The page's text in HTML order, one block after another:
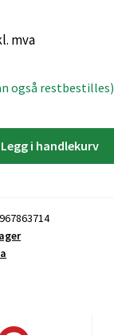
mva
også restbestilles)
Legg i handlekurv
967863714